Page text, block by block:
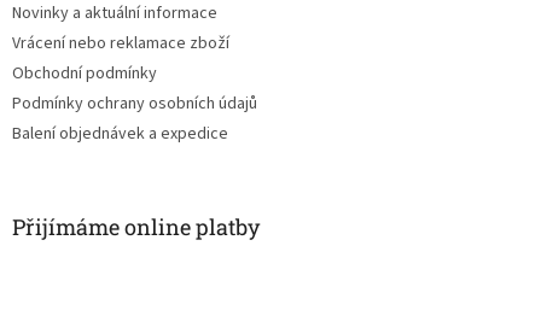
Novinky a aktuální informace
Vrácení nebo reklamace zboží
Obchodní podmínky
Podmínky ochrany osobních údajů
Balení objednávek a expedice
Přijímáme online platby